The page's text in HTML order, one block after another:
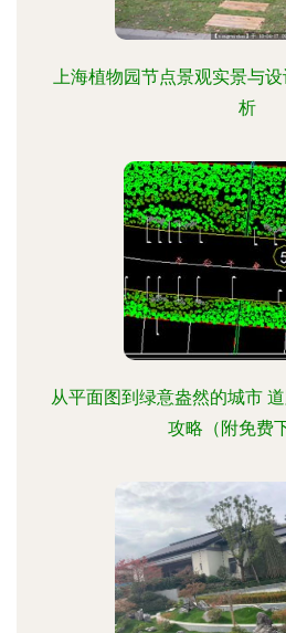
上海植物园节点景观实景与
析
从平面图到绿意盎然的城市
攻略（附免费